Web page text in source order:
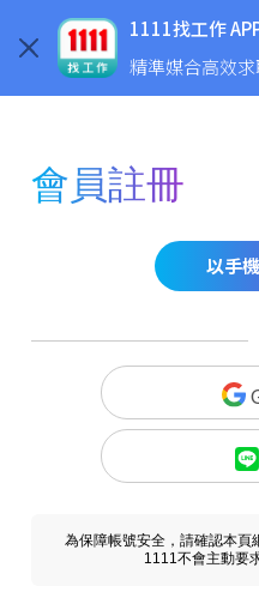
1111找工作
精準媒合高效
會員註冊
以手
為保障帳號安全，請確認本頁
1111不會主動要